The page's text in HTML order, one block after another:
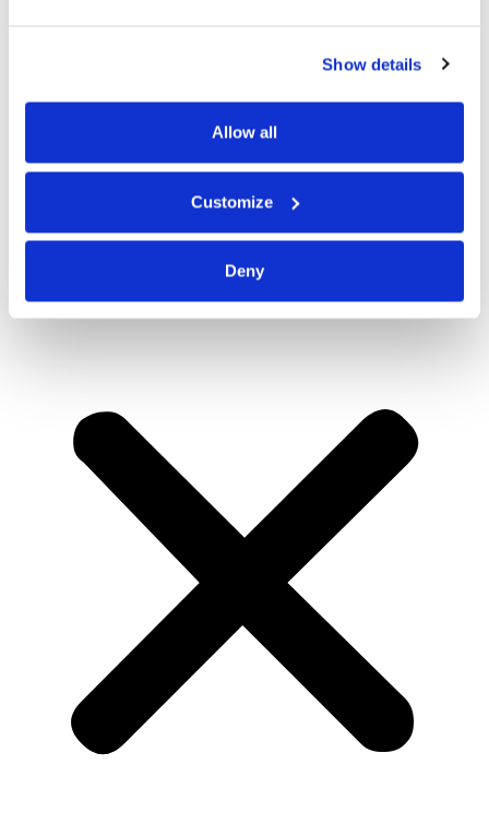
Show details
Allow all
Customize
Deny